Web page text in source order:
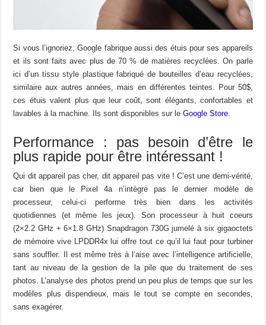
Si vous l’ignoriez, Google fabrique aussi des étuis pour ses appareils
et ils sont faits avec plus de 70 % de matières recyclées. On parle
ici d’un tissu style plastique fabriqué de bouteilles d’eau recyclées,
similaire aux autres années, mais en différentes teintes. Pour 50$,
ces étuis valent plus que leur coût, sont élégants, confortables et
lavables à la machine. Ils sont disponibles sur leGoogle Store.
Performance : pas besoin d’être le
plus rapide pour être intéressant !
Qui dit appareil pas cher, dit appareil pas vite ! C’est une demi-vérité,
car bien que le Pixel 4a n’intègre pas le dernier modèle de
processeur, celui-ci performe très bien dans les activités
quotidiennes (et même les jeux). Son processeur à huit coeurs
(2×2.2 GHz + 6×1.8 GHz) Snapdragon 730G jumelé à six gigaoctets
de mémoire vive LPDDR4x lui offre tout ce qu’il lui faut pour turbiner
sans souffler. Il est même très à l’aise avec l’intelligence artificielle,
tant au niveau de la gestion de la pile que du traitement de ses
photos. L’analyse des photos prend un peu plus de temps que sur les
modèles plus dispendieux, mais le tout se compte en secondes,
sans exagérer.